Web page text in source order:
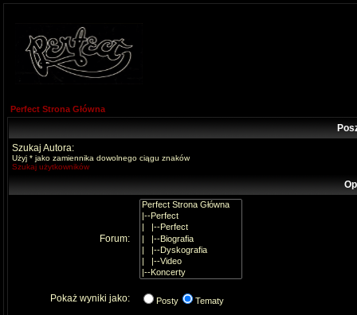
Perfect Strona Główna
Szukaj Autora:
Użyj * jako zamiennika dowolnego ciągu znaków
Szukaj użytkowników
Forum:
Pokaż wyniki jako: Posty Tematy